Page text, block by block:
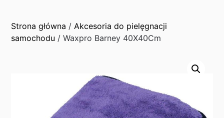
Strona główna /Akcesoria do pielęgnacji
samochodu / Waxpro Barney 40X40Cm